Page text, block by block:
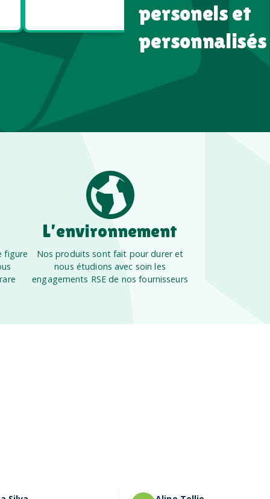
High tech
personels et
personnalisés
figure
L’environnement
Nos produits sont fait pour durer et
nous étudions avec soin les
engagements RSE de nos fournisseurs